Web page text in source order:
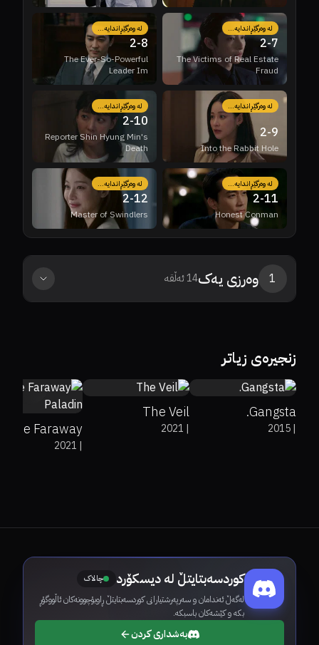
لە وەرگێڕاندایە...
2-7
The Victims of Real Estate
Fraud
لە وەرگێڕاندایە...
2-8
The Ever-So-Powerful
Leader Im
لە وەرگێڕاندایە...
2-9
Into the Rabbit Hole
لە وەرگێڕاندایە...
2-10
Reporter Shin Hyung Min's
Death
لە وەرگێڕاندایە...
2-11
Honest Conman
لە وەرگێڕاندایە...
2-12
Master of Swindlers
1 وەرزی یەک14ئەڵقە
زنجیرەی زیاتر
Gangsta.
|
2015
The Veil
|
2021
The Faraway
Paladin|
2021
کوردسەبتایتڵ لە دیسکۆرد چالاک
لەگەڵ ئەندامان و سەرپەرشتیارانی کوردسەبتایتڵ ڕاوبۆچوونەکان ئاڵووگۆڕ
بکە و کێشەکان باسبکە.
بەشداری کردن